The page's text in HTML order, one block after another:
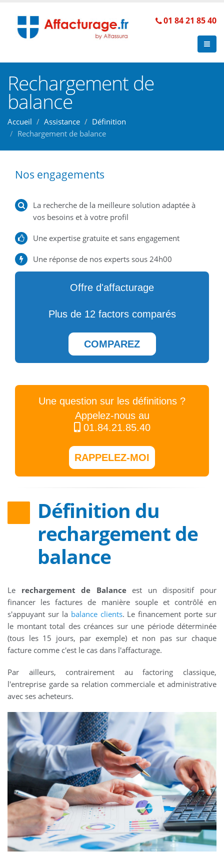
01 84 21 85 40
Rechargement de
balance
Accueil Assistance
Définition
Rechargement de balance
Nos engagements
La recherche de la meilleure solution adaptée à
vos besoins et à votre profil
Une expertise gratuite et sans engagement
Une réponse de nos experts sous 24h00
Offre d'affacturage
Plus de 12 factors comparés
COMPAREZ
Une question sur les définitions ?
Appelez-nous au
01.84.21.85.40
RAPPELEZ-MOI
Définition du
rechargement de
balance
Le rechargement de Balanceest un dispositif pour
financer les factures de manière souple et contrôlé en
s'appuyant sur la balance clients. Le financement porte sur
le montant total des créances sur une période déterminée
(tous les 15 jours, par exemple) et non pas sur chaque
facture comme c'est le cas dans l'affacturage.
Par ailleurs, contrairement au factoring classique,
l'entreprise garde sa relation commerciale et administrative
avec ses acheteurs.